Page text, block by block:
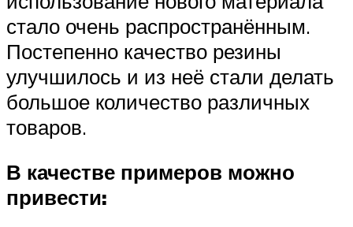
стало очень распространённым.
Постепенно качество резины
улучшилось и из неё стали делать
большое количество различных
товаров.
В качестве примеров можно
привести: